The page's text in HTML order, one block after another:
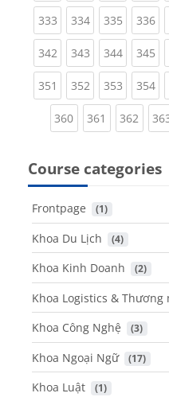
333(current)
334(current)
335(current)
336
342(current)
343(current)
344(current)
345
351 (current)
352(current)
353(current)
354
360(current)
361 (current)
362
Course categories
Frontpage (1)
Khoa Du Lịch (4)
Khoa Kinh Doanh (2)
Khoa Logistics & Thương
Khoa Công Nghệ (3)
Khoa Ngoại Ngữ (17)
Khoa Luật (1)